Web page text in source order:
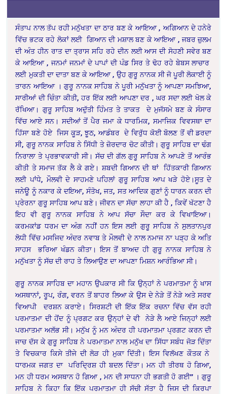
ਸੰਤਾਪ ਨਾਲ ਤੱਪ ਰਹੀ ਮਨੁੱਖਤਾ ਦਾ ਠਾਰ ਬਣ ਕੇ ਆਇਆ , ਅਗਿਆਨ ਦੇ ਹਨੇਰੇ
ਵਿੱਚ ਭਟਕ ਰਹੇ ਲੋਕਾਂ ਲਈ ਗਿਆਨ ਦੀ ਮਸ਼ਾਲ ਬਣ ਕੇ ਆਇਆ , ਜਬਰ ਜ਼ੁਲਮ
ਦੀ ਅੰਤ ਹੀਨ ਰਾਤ ਦਾ ਤ੍ਰਾਸ ਸਹਿ ਰਹੇ ਦੀਨ ਲਈ ਆਸ ਦੀ ਸੋਹਣੀ ਸਵੇਰ ਬਣ
ਕੇ ਆਇਆ , ਜਨਮਾਂ ਜਨਮਾਂ ਦੇ ਪਾਪਾਂ ਦੀ ਪੰਡ ਸਿਰ ਤੇ ਢੋਹ ਰਹੇ ਬੇਬਸ ਲਾਚਾਰ
ਲਈ ਮੁਕਤੀ ਦਾ ਦਾਤਾ ਬਣ ਕੇ ਆਇਆ , ਉਹ ਗੁਰੂ ਨਾਨਕ ਸੀ ਜੋ ਪੂਰੀ ਲੋਕਾਈ ਨੂੰ
ਤਾਰਨ ਆਇਆ । ਗੁਰੂ ਨਾਨਕ ਸਾਹਿਬ ਨੇ ਪੂਰੀ ਮਨੁੱਖਤਾ ਨੂੰ ਆਪਣਾ ਸਮਝਿਆ,
ਸਾਰੀਆਂ ਦੀ ਚਿੰਤਾ ਕੀਤੀ, ਹਰ ਇੱਕ ਲਈ ਆਪਣਾ ਦਰ , ਘਰ ਸਦਾ ਲਈ ਖੋਲ ਕੇ
ਰੱਖਿਆ। ਗੁਰੂ ਸਾਹਿਬ ਅਦੁੱਤੀ ਹਿੰਮਤ ਤੇ ਤਾਕਤ ਦੇ ਮੁਜੱਸਮੇ ਬਣ ਕੇ ਸੰਸਾਰ
ਵਿੱਚ ਆਏ ਸਨ। ਸਦੀਆਂ ਤੋਂ ਪੈਰ ਜਮਾ ਕੇ ਧਾਰਮਿਕ, ਸਮਾਜਿਕ ਵਿਵਸਥਾ ਦਾ
ਹਿੱਸਾ ਬਣੇ ਹੋਏ ਜਿਸ ਕੂੜ, ਝੂਠ, ਆਡੰਬਰ ਦੇ ਵਿਰੁੱਧ ਕੋਈ ਬੋਲਣ ਤੋਂ ਵੀ ਡਰਦਾ
ਸੀ, ਗੁਰੂ ਨਾਨਕ ਸਾਹਿਬ ਨੇ ਸਿੱਧੀ ਤੇ ਜ਼ੋਰਦਾਰ ਚੋਟ ਕੀਤੀ। ਗੁਰੂ ਸਾਹਿਬ ਦਾ ਢੰਗ
ਨਿਰਾਲਾ ਤੇ ਪ੍ਰਭਾਵਕਾਰੀ ਸੀ। ਸੱਚ ਦੀ ਗੱਲ ਗੁਰੂ ਸਾਹਿਬ ਨੇ ਆਪਣੇ ਤੋਂ ਆਰੰਭ
ਕੀਤੀ ਤੇ ਸਮਾਜ ਤੱਕ ਲੈ ਕੇ ਗਏ। ਸ਼ਬਦੀ ਗਿਆਨ ਦੀ ਥਾਂ ਹਿੱਤਕਾਰੀ ਗਿਆਨ
ਲਈ ਪਾਂਧੇ, ਮੌਲਵੀ ਦੇ ਸਾਹਮਣੇ ਪਹਿਲਾਂ ਗੁਰੂ ਸਾਹਿਬ ਆਪ ਖੜੇ ਹੋਏ।ਸੂਤ ਦੇ
ਜਨੇਊ ਨੂੰ ਨਕਾਰ ਕੇ ਦਇਆ, ਸੰਤੋਖ, ਜਤ, ਸਤ ਆਦਿਕ ਗੁਣਾਂ ਨੂੰ ਧਾਰਨ ਕਰਨ ਦੀ
ਪ੍ਰੇਰਨਾ ਗੁਰੂ ਸਾਹਿਬ ਆਪ ਬਣੇ। ਜੀਵਨ ਦਾ ਸੱਚਾ ਲਾਹਾ ਕੀ ਹੈ , ਕਿਵੇਂ ਖੱਟਣਾ ਹੈ
ਇਹ ਵੀ ਗੁਰੂ ਨਾਨਕ ਸਾਹਿਬ ਨੇ ਆਪ ਸੱਚਾ ਸੌਦਾ ਕਰ ਕੇ ਵਿਖਾਇਆ।
ਕਰਮਕਾਂਡ ਧਰਮ ਦਾ ਅੰਗ ਨਹੀਂ ਹਨ ਇਸ ਲਈ ਗੁਰੂ ਸਾਹਿਬ ਨੇ ਸੁਲਤਾਨਪੁਰ
ਲੋਧੀ ਵਿੱਚ ਮਸਜਿਦ ਅੰਦਰ ਨਵਾਬ ਤੇ ਮੌਲਵੀ ਦੇ ਨਾਲ ਨਮਾਜ ਨਾ ਪੜ੍ਹ ਕੇ ਅਤਿ
ਸਾਹਸ ਭਰਿਆ ਖੰਡਨ ਕੀਤਾ। ਇਸ ਤੋਂ ਬਾਅਦ ਹੀ ਗੁਰੂ ਨਾਨਕ ਸਾਹਿਬ ਨੇ
ਮਨੁੱਖਤਾ ਨੂੰ ਸੱਚ ਦੀ ਰਾਹ ਤੇ ਲਿਆਉਣ ਦਾ ਆਪਣਾ ਮਿਸ਼ਨ ਆਰੰਭਿਆ ਸੀ।
ਗੁਰੂ ਨਾਨਕ ਸਾਹਿਬ ਦਾ ਮਹਾਨ ਉਪਕਾਰ ਸੀ ਕਿ ਉਨ੍ਹਾਂ ਨੇ ਪਰਮਾਤਮਾ ਨੂੰ ਖਾਸ
ਅਸਥਾਨਾਂ, ਰੂਪ, ਰੰਗ, ਵਰਨ ਤੋਂ ਬਾਹਰ ਲਿਆ ਕੇ ਉਸ ਦੇ ਨੇੜੇ ਤੋਂ ਨੇੜੇ ਅਤੇ ਸਰਵ
ਵਿਆਪੀ ਦਰਸ਼ਨ ਕਰਾਏ। ਸਿਰਸ਼ਟੀ ਦੀ ਇੱਕ ਇੱਕ ਰਚਨਾ ਵਿੱਚ ਵੱਸ ਰਹੀ
ਪਰਮਾਤਮਾ ਦੀ ਹੋਂਦ ਨੂੰ ਪ੍ਰਗਟ ਕਰ ਉਨ੍ਹਾਂ ਦੇ ਵੀ ਨੇੜੇ ਲੈ ਆਏ ਜਿਨ੍ਹਾਂ ਲਈ
ਪਰਮਾਤਮਾ ਅਲੱਭ ਸੀ। ਮਨੁੱਖ ਨੂੰ ਮਨ ਅੰਦਰ ਹੀ ਪਰਮਾਤਮਾ ਪ੍ਰਗਟ ਕਰਨ ਦੀ
ਜਾਚ ਦੱਸ ਕੇ ਗੁਰੂ ਸਾਹਿਬ ਨੇ ਪਰਮਾਤਮਾ ਨਾਲ ਮਨੁੱਖ ਦਾ ਸਿੱਧਾ ਸਬੰਧ ਜੋੜ ਦਿੱਤਾ
ਤੇ ਵਿਚਕਾਰ ਕਿਸੇ ਤੀਜੇ ਦੀ ਲੋੜ ਹੀ ਮੁਕਾ ਦਿੱਤੀ। ਇਸ ਵਿਲੱਖਣ ਕੌਤਕ ਨੇ
ਧਾਰਮਕ ਜਗਤ ਦਾ ਪਰਿਦ੍ਰਿਸ਼ ਹੀ ਬਦਲ ਦਿੱਤਾ। ਮਨ ਹੀ ਤੀਰਥ ਹੋ ਗਿਆ,
ਮਨ ਹੀ ਧਰਮ ਅਸਥਾਨ ਹੋ ਗਿਆ , ਮਨ ਦੀ ਸਾਧਨਾ ਹੀ ਭਗਤੀ ਹੋ ਗਈ” । ਗੁਰੂ
ਸਾਹਿਬ ਨੇ ਕਿਹਾ ਕਿ ਇੱਕ ਪਰਮਾਤਮਾ ਹੀ ਸੱਚੀ ਸੱਤਾ ਹੈ ਜਿਸ ਦੀ ਕਿਰਪਾ